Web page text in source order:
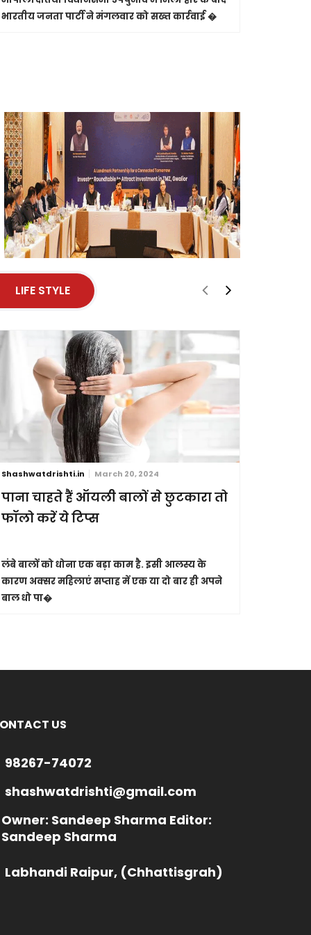
भारतीय जनता पार्टी ने मंगलवार को सख्त कार्रवाई �
LIFE STYLE
Shashwatdrishti.in March 20, 2024
पाना चाहते हैं ऑयली बालों से छुटकारा तो
फॉलो करें ये टिप्स
लंबे बालों को धोना एक बड़ा काम है. इसी आलस्य के
कारण अक्सर महिलाएं सप्ताह में एक या दो बार ही अपने
बाल धो पा�
US
98267-74072
shashwatdrishti@gmail.com
Owner: Sandeep Sharma Editor:
Sandeep Sharma
Labhandi Raipur, (Chhattisgrah)